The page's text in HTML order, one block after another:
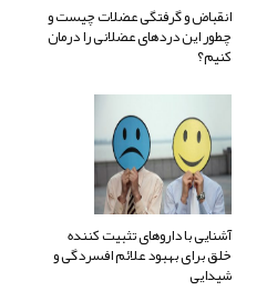
انقباض و گرفتگی عضلات چیست و
چطور این دردهای عضلانی را درمان
کنیم؟
آشنایی با داروهای تثبیت کننده
خلق برای بهبود علائم افسردگی و
شیدایی